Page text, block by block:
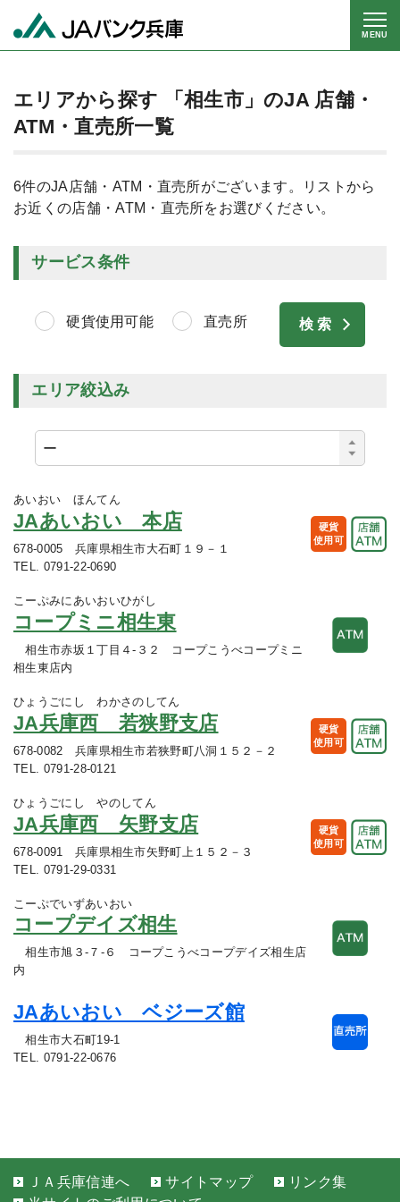
MENU
エリアから探す 「相生市」のJA 店舗・
ATM・直売所一覧
6件のJA店舗・ATM・直売所がございます。リストから
お近くの店舗・ATM・直売所をお選びください。
あいおい ほんてん
JAあいおい 本店
678-0005 兵庫県相生市大石町１９－１
TEL. 0791-22-0690
硬貨
使用可
こーぷみにあいおいひがし
コープミニ相生東
相生市赤坂１丁目４-３２ コープこうべコープミニ
相生東店内
ひょうごにし わかさのしてん
JA兵庫西 若狭野支店
678-0082 兵庫県相生市若狭野町八洞１５２－２
TEL. 0791-28-0121
硬貨
使用可
ひょうごにし やのしてん
JA兵庫西 矢野支店
678-0091 兵庫県相生市矢野町上１５２－３
TEL. 0791-29-0331
硬貨
使用可
こーぷでいずあいおい
コープデイズ相生
相生市旭３-７-６ コープこうべコープデイズ相生店
内
JAあいおい ベジーズ館
相生市大石町19-1
TEL. 0791-22-0676
サービス条件
硬貨使用可能 直売所
エリア絞込み
ＪＡ兵庫信連へ サイトマップ
リンク集